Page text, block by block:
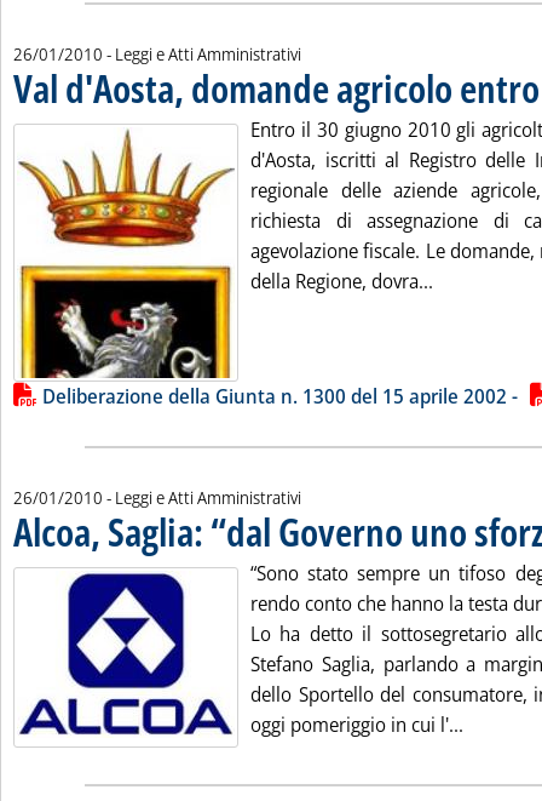
26/01/2010 - Leggi e Atti Amministrativi
Val d'Aosta, domande agricolo
Entro il 30 giugno 2010 gli
d'Aosta, iscritti al Registro delle
regionale delle aziende
richiesta di assegnazione di
agevolazione fiscale. Le
della Regione, dovra...
Lista allegati PDF alla notizia
Deliberazione della Giunta n. 1300 del 15 aprile 2002 -
26/01/2010 - Leggi e Atti Amministrativi
Alcoa, Saglia: “dal Governo uno
“Sono stato sempre un tifoso
rendo conto che hanno la testa
Lo ha detto il sottosegretario
Stefano Saglia, parlando a
dello Sportello del consumatore,
oggi pomeriggio in cui l'...